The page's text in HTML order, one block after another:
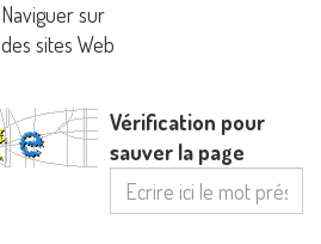
Naviguer sur
des sites Web
Vérification pour
sauver la page